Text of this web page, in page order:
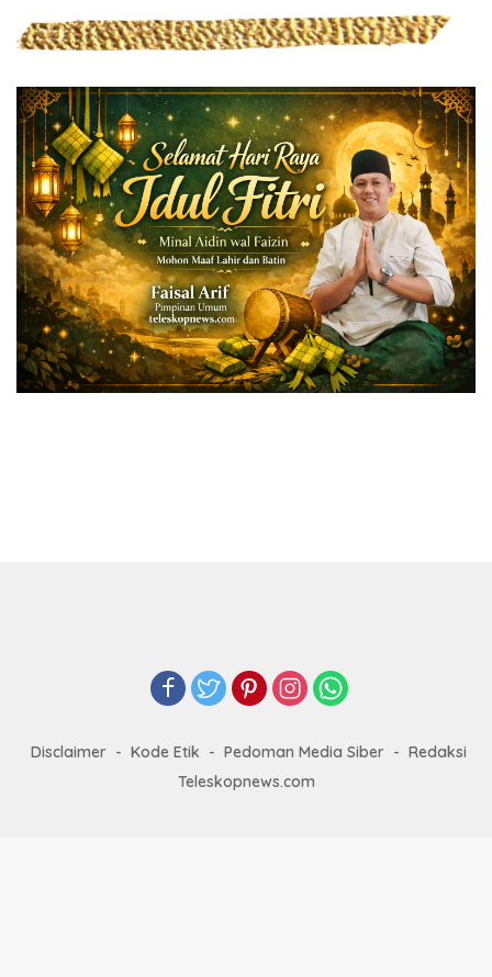
Disclaimer Kode Etik Pedoman Media Siber
Redaksi
Teleskopnews.com